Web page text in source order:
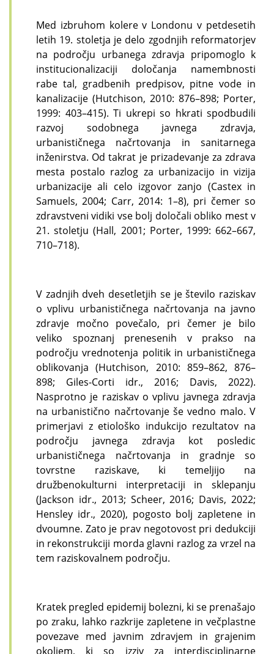
Med izbruhom kolere v Londonu v petdesetih
letih 19. stoletja je delo zgodnjih reformatorjev
na področju urbanega zdravja pripomoglo k
institucionalizaciji določanja namembnosti
rabe tal, gradbenih predpisov, pitne vode in
kanalizacije (Hutchison, 2010: 876–898; Porter,
1999: 403–415). Ti ukrepi so hkrati spodbudili
razvoj sodobnega javnega zdravja,
urbanističnega načrtovanja in sanitarnega
inženirstva. Od takrat je prizadevanje za zdrava
mesta postalo razlog za urbanizacijo in vizija
urbanizacije ali celo izgovor zanjo (Castex in
Samuels, 2004; Carr, 2014: 1–8), pri čemer so
zdravstveni vidiki vse bolj določali obliko mest v
21. stoletju (Hall, 2001; Porter, 1999: 662–667,
710–718).
V zadnjih dveh desetletjih se je število raziskav
o vplivu urbanističnega načrtovanja na javno
zdravje močno povečalo, pri čemer je bilo
veliko spoznanj prenesenih v prakso na
področju vrednotenja politik in urbanističnega
oblikovanja (Hutchison, 2010: 859–862, 876–
898; Giles-Corti idr., 2016; Davis, 2022).
Nasprotno je raziskav o vplivu javnega zdravja
na urbanistično načrtovanje še vedno malo. V
primerjavi z etiološko indukcijo rezultatov na
področju javnega zdravja kot posledic
urbanističnega načrtovanja in gradnje so
tovrstne raziskave, ki temeljijo na
družbenokulturni interpretaciji in sklepanju
(Jackson idr., 2013; Scheer, 2016; Davis, 2022;
Hensley idr., 2020), pogosto bolj zapletene in
dvoumne. Zato je prav negotovost pri dedukciji
in rekonstrukciji morda glavni razlog za vrzel na
tem raziskovalnem področju.
Kratek pregled epidemij bolezni, ki se prenašajo
po zraku, lahko razkrije zapletene in večplastne
povezave med javnim zdravjem in grajenim
okoljem, ki so izziv za interdisciplinarne